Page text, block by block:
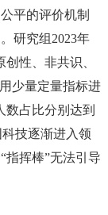
平的评价机制
研究组2023年
性、非共识、
少量定量指标进
数占比分别达到
技逐渐进入领
指挥棒”无法引导